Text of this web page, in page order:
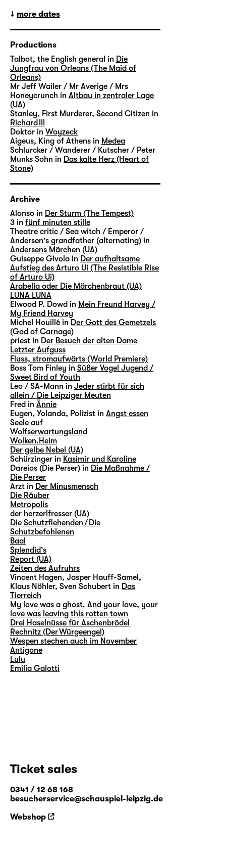
more dates
Productions
Talbot, the English general in Die
Jungfrau von Orleans (The Maid of
Orleans)
Mr Jeff Wailer / Mr Averige / Mrs
Honeycrunch in Altbau in zentraler Lage
(UA)
Stanley, First Murderer, Second Citizen in
Richard III
Doktor in Woyzeck
Aigeus, King of Athens in Medea
Schlurcker / Wanderer / Kutscher / Peter
Munks Sohn in Das kalte Herz (Heart of
Stone)
Archive
Alonso in Der Sturm (The Tempest)
3 in fünf minuten stille
Theatre critic / Sea witch / Emperor /
Andersen's grandfather (alternating) in
Andersens Märchen (UA)
Guiseppe Givola in Der aufhaltsame
Aufstieg des Arturo Ui (The Resistible Rise
of Arturo Ui)
Arabella oder Die Märchenbraut (UA)
LUNA LUNA
Elwood P. Dowd in Mein Freund Harvey /
My Friend Harvey
Michel Houillé in Der Gott des Gemetzels
(God of Carnage)
priest in Der Besuch der alten Dame
Letzter Aufguss
Fluss, stromaufwärts (World Premiere)
Boss Tom Finley in Süßer Vogel Jugend /
Sweet Bird of Youth
Leo / SA-Mann in Jeder stirbt für sich
allein / Die Leipziger Meuten
Fred in Ännie
Eugen, Yolanda, Polizist in Angst essen
Seele auf
Wolfserwartungsland
Wolken.Heim
Der gelbe Nebel (UA)
Schürzinger in Kasimir und Karoline
Dareios (Die Perser) in Die Maßnahme /
Die Perser
Arzt in Der Minusmensch
Die Räuber
Metropolis
der herzerlfresser (UA)
Die Schutzflehenden / Die
Schutzbefohlenen
Baal
Splendid’s
Report (UA)
Zeiten des Aufruhrs
Vincent Hagen, Jasper Hauff-Samel,
Klaus Nöhler, Sven Schubert in Das
Tierreich
My love was a ghost. And your love, your
love was leaving this rotten town
Drei Haselnüsse für Aschenbrödel
Rechnitz (Der Würgeengel)
Wespen stechen auch im November
Antigone
Lulu
Emilia Galotti
Ticket sales
0341 / 12 68 168
besucherservice@schauspiel-leipzig.de
Webshop